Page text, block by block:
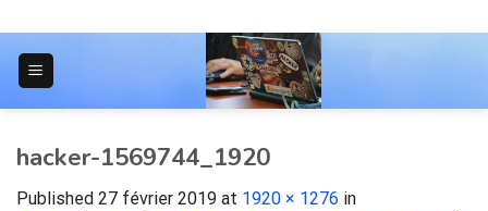
to
content
hacker-1569744_1920
Published 27 février 2019 at 1920 × 1276 in